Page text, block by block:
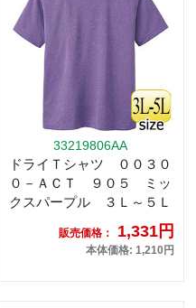
33219806AA
ドライＴシャツ ００３０
０－ＡＣＴ ９０５ ミッ
クスパープル ３Ｌ～５Ｌ
販売価格： 1,331円
本体価格: 1,210円